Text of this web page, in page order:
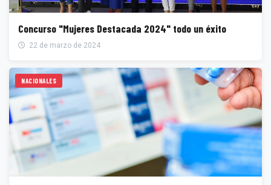
Concurso "Mujeres Destacada 2024" todo un éxito
22 de marzo de 2024
NACIONALES